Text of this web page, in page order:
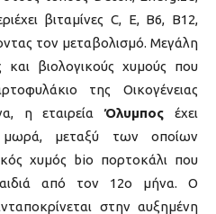
βιταμίνες C, E, B6, B12,
τον μεταβολισμό. Μεγάλη
και βιολογικούς χυμούς που
της Οικογένειας
η εταιρείαΌλυμπος έχει
μωρά, μεταξύ των οποίων
χυμός bio πορτοκάλι που
από τον 12ο μήνα. Ο
στην αυξημένη